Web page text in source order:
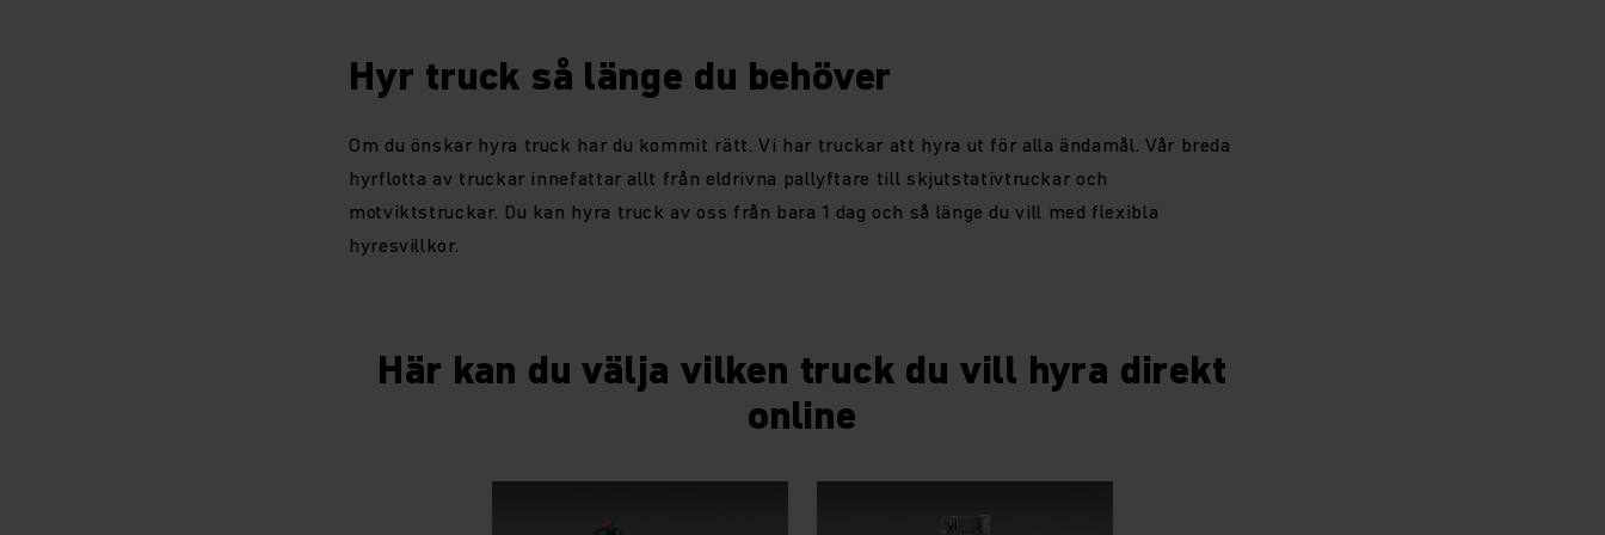
Hyr truck så länge du behöver
Om du önskar hyra truck har du kommit rätt. Vi har truckar att hyra ut för alla ändamål. Vår breda
hyrflotta av truckar innefattar allt från eldrivna pallyftare till skjutstativtruckar och
motviktstruckar. Du kan hyra truck av oss från bara 1 dag och så länge du vill med flexibla
hyresvillkor.
Här kan du välja vilken truck du vill hyra direkt
online